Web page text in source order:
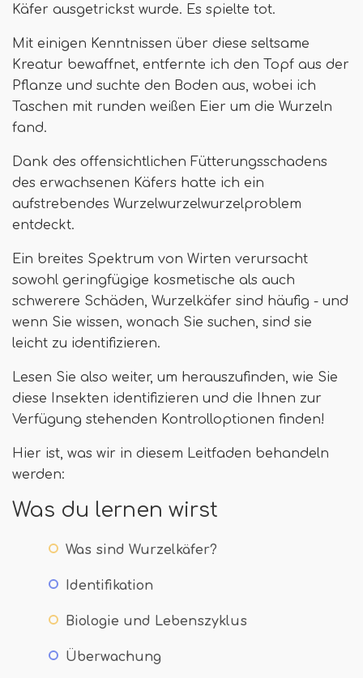
Käfer ausgetrickst wurde. Es spielte tot.
Mit einigen Kenntnissen über diese seltsame
Kreatur bewaffnet, entfernte ich den Topf aus der
Pflanze und suchte den Boden aus, wobei ich
Taschen mit runden weißen Eier um die Wurzeln
fand.
Dank des offensichtlichen Fütterungsschadens
des erwachsenen Käfers hatte ich ein
aufstrebendes Wurzelwurzelwurzelproblem
entdeckt.
Ein breites Spektrum von Wirten verursacht
sowohl geringfügige kosmetische als auch
schwerere Schäden, Wurzelkäfer sind häufig - und
wenn Sie wissen, wonach Sie suchen, sind sie
leicht zu identifizieren.
Lesen Sie also weiter, um herauszufinden, wie Sie
diese Insekten identifizieren und die Ihnen zur
Verfügung stehenden Kontrolloptionen finden!
Hier ist, was wir in diesem Leitfaden behandeln
werden:
Was du lernen wirst
Was sind Wurzelkäfer?
Identifikation
Biologie und Lebenszyklus
Überwachung